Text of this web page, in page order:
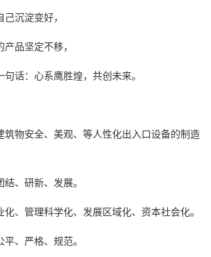
沉淀变好，
品坚定不移，
话：心系鹰胜煌，共创未来。
物安全、美观、等人性化出入口设备的制造
、研新、发展。
、管理科学化、发展区域化、资本社会化。
、严格、规范。